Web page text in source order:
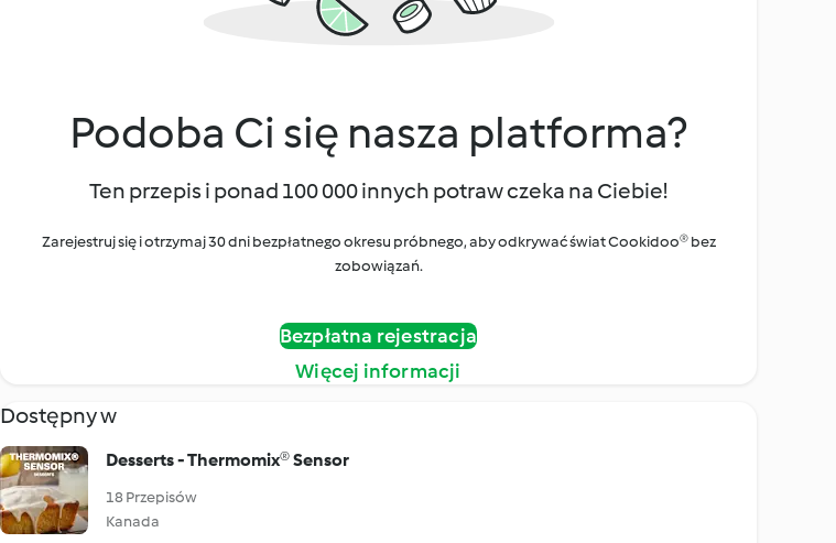
Podoba Ci się nasza platforma?
Ten przepis i ponad 100 000 innych potraw czeka na Ciebie!
Zarejestruj się i otrzymaj 30 dni bezpłatnego okresu próbnego, aby odkrywać świat Cookidoo® bez
zobowiązań.
Bezpłatna rejestracja
Więcej informacji
Dostępny w
Desserts - Thermomix® Sensor
18 Przepisów
Kanada